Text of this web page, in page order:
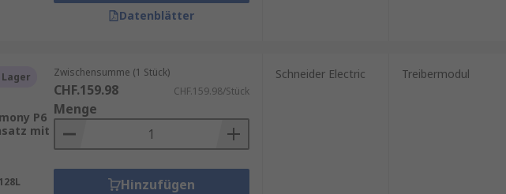
Datenblätter
P6
mit
Zwischensumme (1 Stück)
CHF.159.98 CHF.159.98/Stück
Menge
Hinzufügen
Schneider Electric Treibermodul